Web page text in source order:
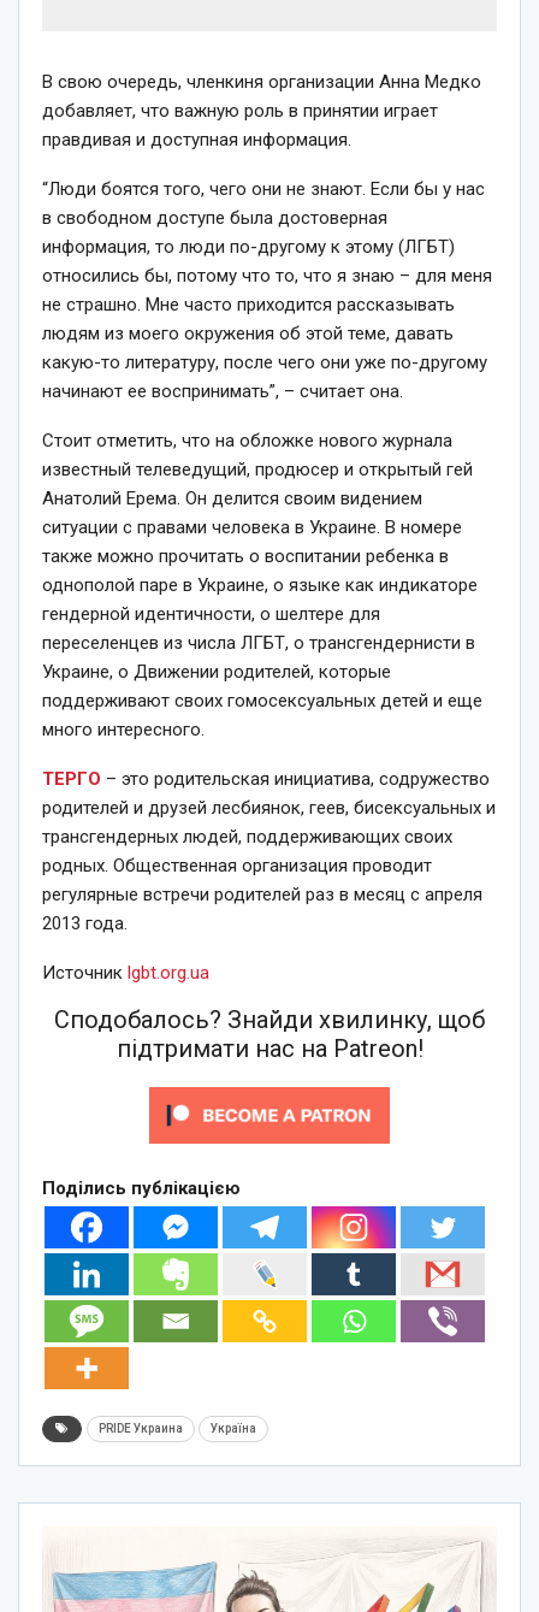
В свою очередь, членкиня организации Анна Медко
добавляет, что важную роль в принятии играет
правдивая и доступная информация.
“Люди боятся того, чего они не знают. Если бы у нас
в свободном доступе была достоверная
информация, то люди по-другому к этому (ЛГБТ)
относились бы, потому что то, что я знаю – для меня
не страшно. Мне часто приходится рассказывать
людям из моего окружения об этой теме, давать
какую-то литературу, после чего они уже по-другому
начинают ее воспринимать”, – считает она.
Стоит отметить, что на обложке нового журнала
известный телеведущий, продюсер и открытый гей
Анатолий Ерема. Он делится своим видением
ситуации с правами человека в Украине. В номере
также можно прочитать о воспитании ребенка в
однополой паре в Украине, о языке как индикаторе
гендерной идентичности, о шелтере для
переселенцев из числа ЛГБТ, о трансгендернисти в
Украине, о Движении родителей, которые
поддерживают своих гомосексуальных детей и еще
много интересного.
ТЕРГО – это родительская инициатива, содружество
родителей и друзей лесбиянок, геев, бисексуальных и
трансгендерных людей, поддерживающих своих
родных. Общественная организация проводит
регулярные встречи родителей раз в месяц с апреля
2013 года.
Источник lgbt.org.ua
Сподобалось? Знайди хвилинку, щоб
підтримати нас на Patreon!
Поділись публікацією
PRIDE Украина Україна